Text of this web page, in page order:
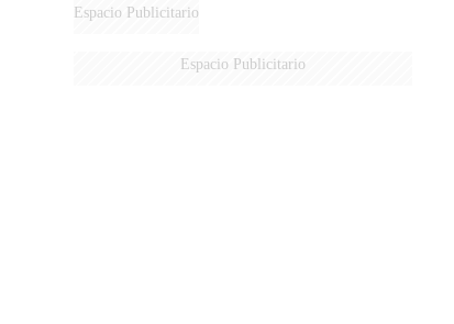
Espacio Publicitario
Espacio Publicitario